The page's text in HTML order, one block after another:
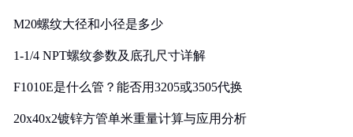
M20螺纹大径和小径是多少
1-1/4 NPT螺纹参数及底孔尺寸详解
F1010E是什么管？能否用3205或3505代换
20x40x2镀锌方管单米重量计算与应用分析